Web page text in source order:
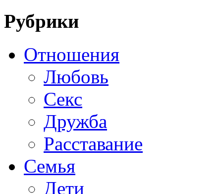
Рубрики
Отношения
Любовь
Секс
Дружба
Расставание
Семья
Дети